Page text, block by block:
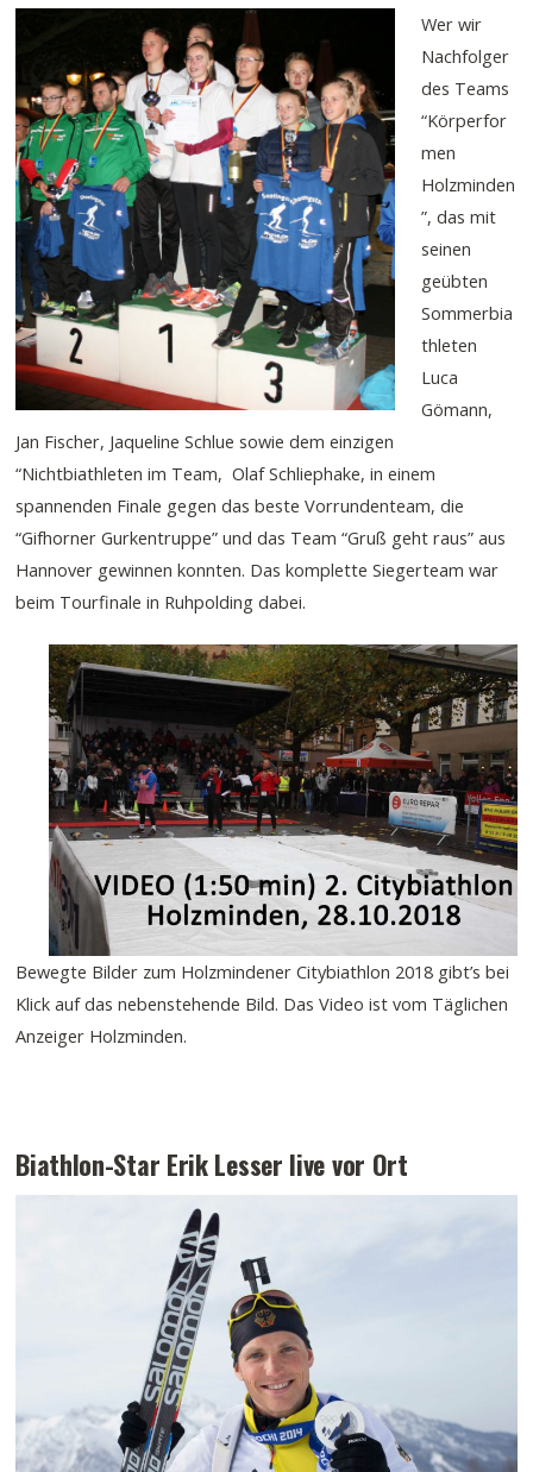
Wer wir
Nachfolger
des Teams
“Körperfor
men
Holzminden
”, das mit
seinen
geübten
Sommerbia
thleten
Luca
Gömann,
Jan Fischer, Jaqueline Schlue sowie dem einzigen
“Nichtbiathleten im Team, Olaf Schliephake, in einem
spannenden Finale gegen das beste Vorrundenteam, die
“Gifhorner Gurkentruppe” und das Team “Gruß geht raus” aus
Hannover gewinnen konnten. Das komplette Siegerteam war
beim Tourfinale in Ruhpolding dabei.
Bewegte Bilder zum Holzmindener Citybiathlon 2018 gibt’s bei
Klick auf das nebenstehende Bild. Das Video ist vom Täglichen
Anzeiger Holzminden.
Biathlon-Star Erik Lesser live vor Ort